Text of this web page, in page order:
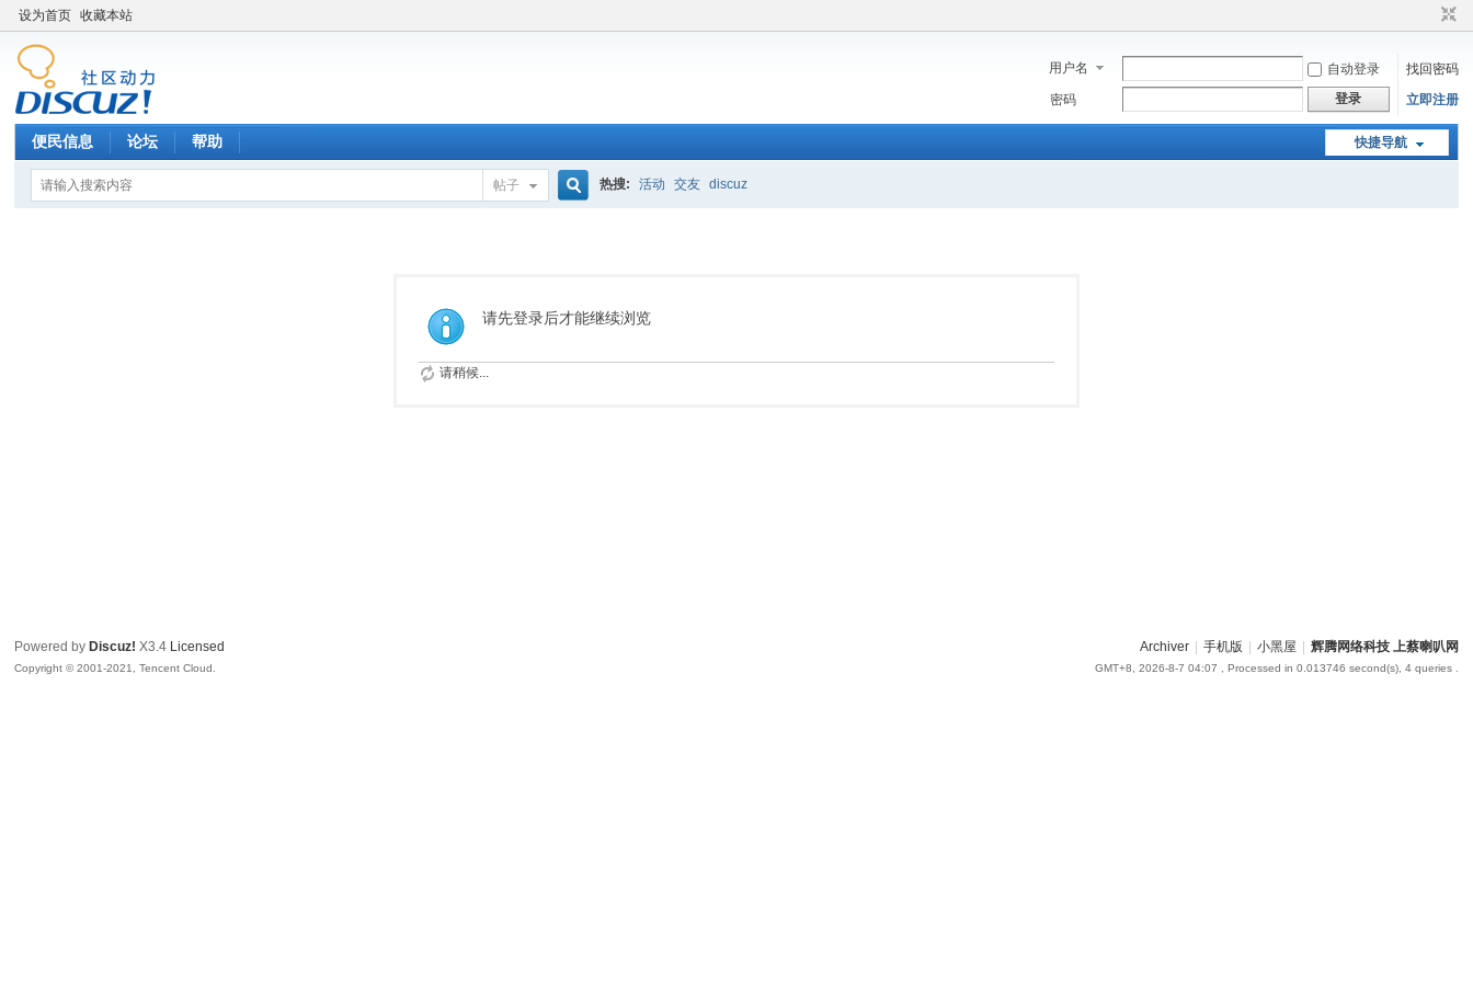
设为首页 收藏本站
用户名 自动登录
找回密码
密码
登录 立即注册
快捷导航
便民信息 论坛 帮助
帖子
索
热搜: 活动 交友 discuz
请先登录后才能继续浏览
请稍候...
Archiver 手机版 小黑屋 辉腾网络科技 上蔡喇叭网
GMT+8, 2026-8-7 04:07 , Processed in 0.013746 second(s), 4 queries .
Powered by Discuz! X3.4 Licensed
Copyright © 2001-2021, Tencent Cloud.